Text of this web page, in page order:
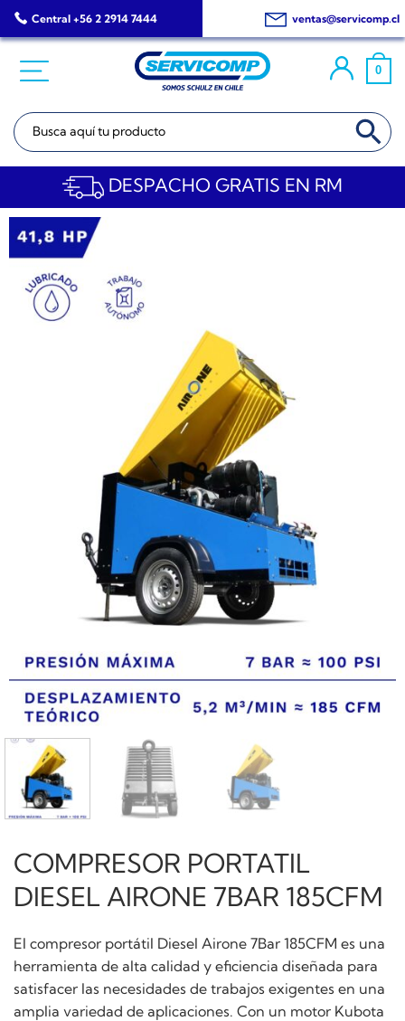
Saltar
al
Central +56 2 2914 7444 ventas@servicomp.cl
0
Buscar: BOTÓN DE
DESPACHO GRATIS EN RM
COMPRESOR PORTATIL
DIESEL AIRONE 7BAR 185CFM
El compresor portátil Diesel Airone 7Bar 185CFM es una
herramienta de alta calidad y eficiencia diseñada para
satisfacer las necesidades de trabajos exigentes en una
amplia variedad de aplicaciones. Con un motor Kubota